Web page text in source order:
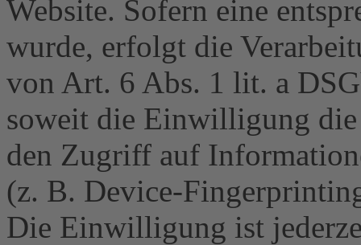
Website. Sofern eine
wurde, erfolgt die
von Art. 6 Abs. 1 lit. a
soweit die Einwilligung
den Zugriff auf
(z. B. Device-
Die Einwilligung ist